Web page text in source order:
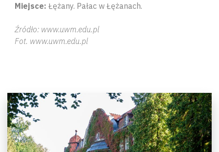
Miejsce: Łężany. Pałac w Łężanach.
Źródło: www.uwm.edu.pl
Fot. www.uwm.edu.pl